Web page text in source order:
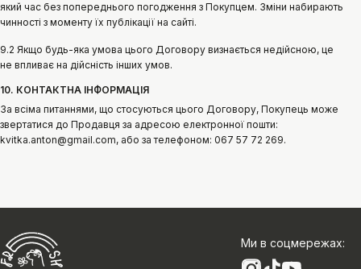
який час без попереднього погодження з Покупцем. Зміни набирають
чинності з моменту їх публікації на сайті.
9.2 Якщо будь-яка умова цього Договору визнається недійсною, це
не впливає на дійсність інших умов.
10. КОНТАКТНА ІНФОРМАЦІЯ
За всіма питаннями, що стосуються цього Договору, Покупець може
звертатися до Продавця за адресою електронної пошти:
kvitka.anton@gmail.com, або за телефоном: 067 57 72 269.
Ми в соцмережах: